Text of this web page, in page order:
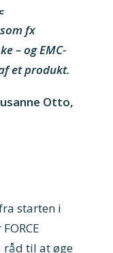
fx
– og EMC-
et produkt.
Otto,
starten i
råd til at øge